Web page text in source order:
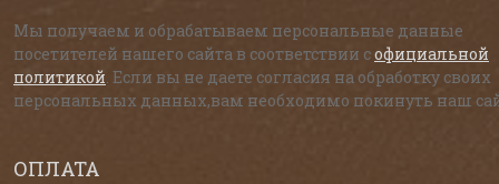
Мы получаем и обрабатываем персональные данные
посетителей нашего сайта в соответствии софициальной
политикой. Если вы не даете согласия на обработку своих
персональных данных,вам необходимо покинуть наш
ОПЛАТА